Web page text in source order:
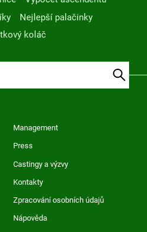
Nejlepší palačinky
koláč
Management
Press
Castingy a výzvy
Kontakty
Zpracování osobních údajů
Nápověda